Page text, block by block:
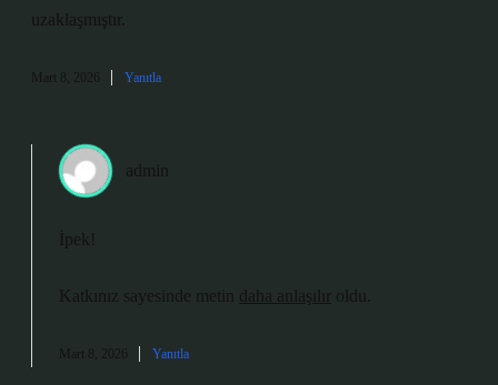
uzaklaşmıştır.
Mart 8, 2026 Yanıtla
admin
İpek!
Katkınız sayesinde metin daha anlaşılır oldu.
Mart 8, 2026 Yanıtla